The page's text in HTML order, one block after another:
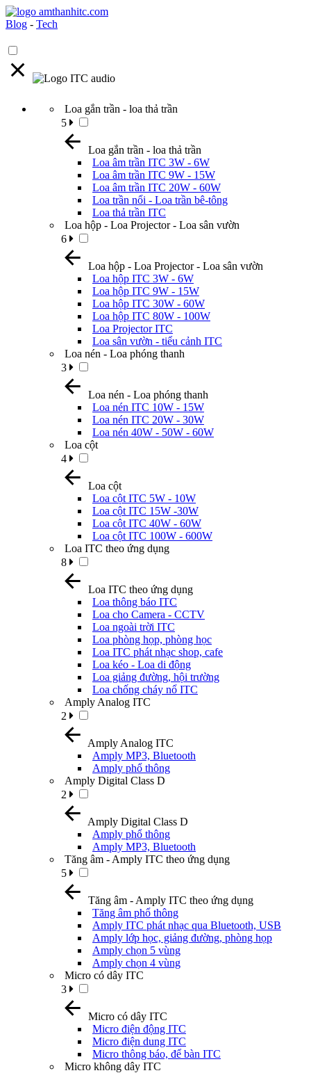
Blog - Tech
Loa gắn trần - loa thả trần
5
Loa gắn trần - loa thả trần
Loa âm trần ITC 3W - 6W
Loa âm trần ITC 9W - 15W
Loa âm trần ITC 20W - 60W
Loa trần nổi - Loa trần bê-tông
Loa thả trần ITC
Loa hộp - Loa Projector - Loa sân vườn
6
Loa hộp - Loa Projector - Loa sân vườn
Loa hộp ITC 3W - 6W
Loa hộp ITC 9W - 15W
Loa hộp ITC 30W - 60W
Loa hộp ITC 80W - 100W
Loa Projector ITC
Loa sân vườn - tiểu cảnh ITC
Loa nén - Loa phóng thanh
3
Loa nén - Loa phóng thanh
Loa nén ITC 10W - 15W
Loa nén ITC 20W - 30W
Loa nén 40W - 50W - 60W
Loa cột
4
Loa cột
Loa cột ITC 5W - 10W
Loa cột ITC 15W -30W
Loa cột ITC 40W - 60W
Loa cột ITC 100W - 600W
Loa ITC theo ứng dụng
8
Loa ITC theo ứng dụng
Loa thông báo ITC
Loa cho Camera - CCTV
Loa ngoài trời ITC
Loa phòng họp, phòng học
Loa ITC phát nhạc shop, cafe
Loa kéo - Loa di động
Loa giảng đường, hội trường
Loa chống cháy nổ ITC
Amply Analog ITC
2
Amply Analog ITC
Amply MP3, Bluetooth
Amply phổ thông
Amply Digital Class D
2
Amply Digital Class D
Amply phổ thông
Amply MP3, Bluetooth
Tăng âm - Amply ITC theo ứng dụng
5
Tăng âm - Amply ITC theo ứng dụng
Tăng âm phổ thông
Amply ITC phát nhạc qua Bluetooth, USB
Amply lớp học, giảng đường, phòng họp
Amply chọn 5 vùng
Amply chọn 4 vùng
Micro có dây ITC
3
Micro có dây ITC
Micro điện động ITC
Micro điện dung ITC
Micro thông báo, để bàn ITC
Micro không dây ITC